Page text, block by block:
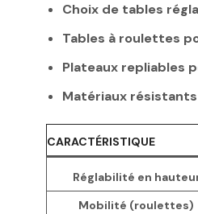
Choix de tables
Tables à roulettes
Plateaux repliables
Matériaux
CARACTÉRISTIQUE
Réglabilité en
Mobilité (roulettes)